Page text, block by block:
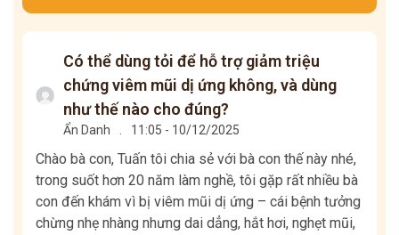
Có thể dùng tỏi để hỗ trợ giảm triệu
chứng viêm mũi dị ứng không, và dùng
như thế nào cho đúng?
Ẩn Danh . 11:05 - 10/12/2025
Chào bà con, Tuấn tôi chia sẻ với bà con thế này nhé,
trong suốt hơn 20 năm làm nghề, tôi gặp rất nhiều bà
con đến khám vì bị viêm mũi dị ứng – cái bệnh tưởng
chừng nhẹ nhàng nhưng dai dẳng, hắt hơi, nghẹt mũi,